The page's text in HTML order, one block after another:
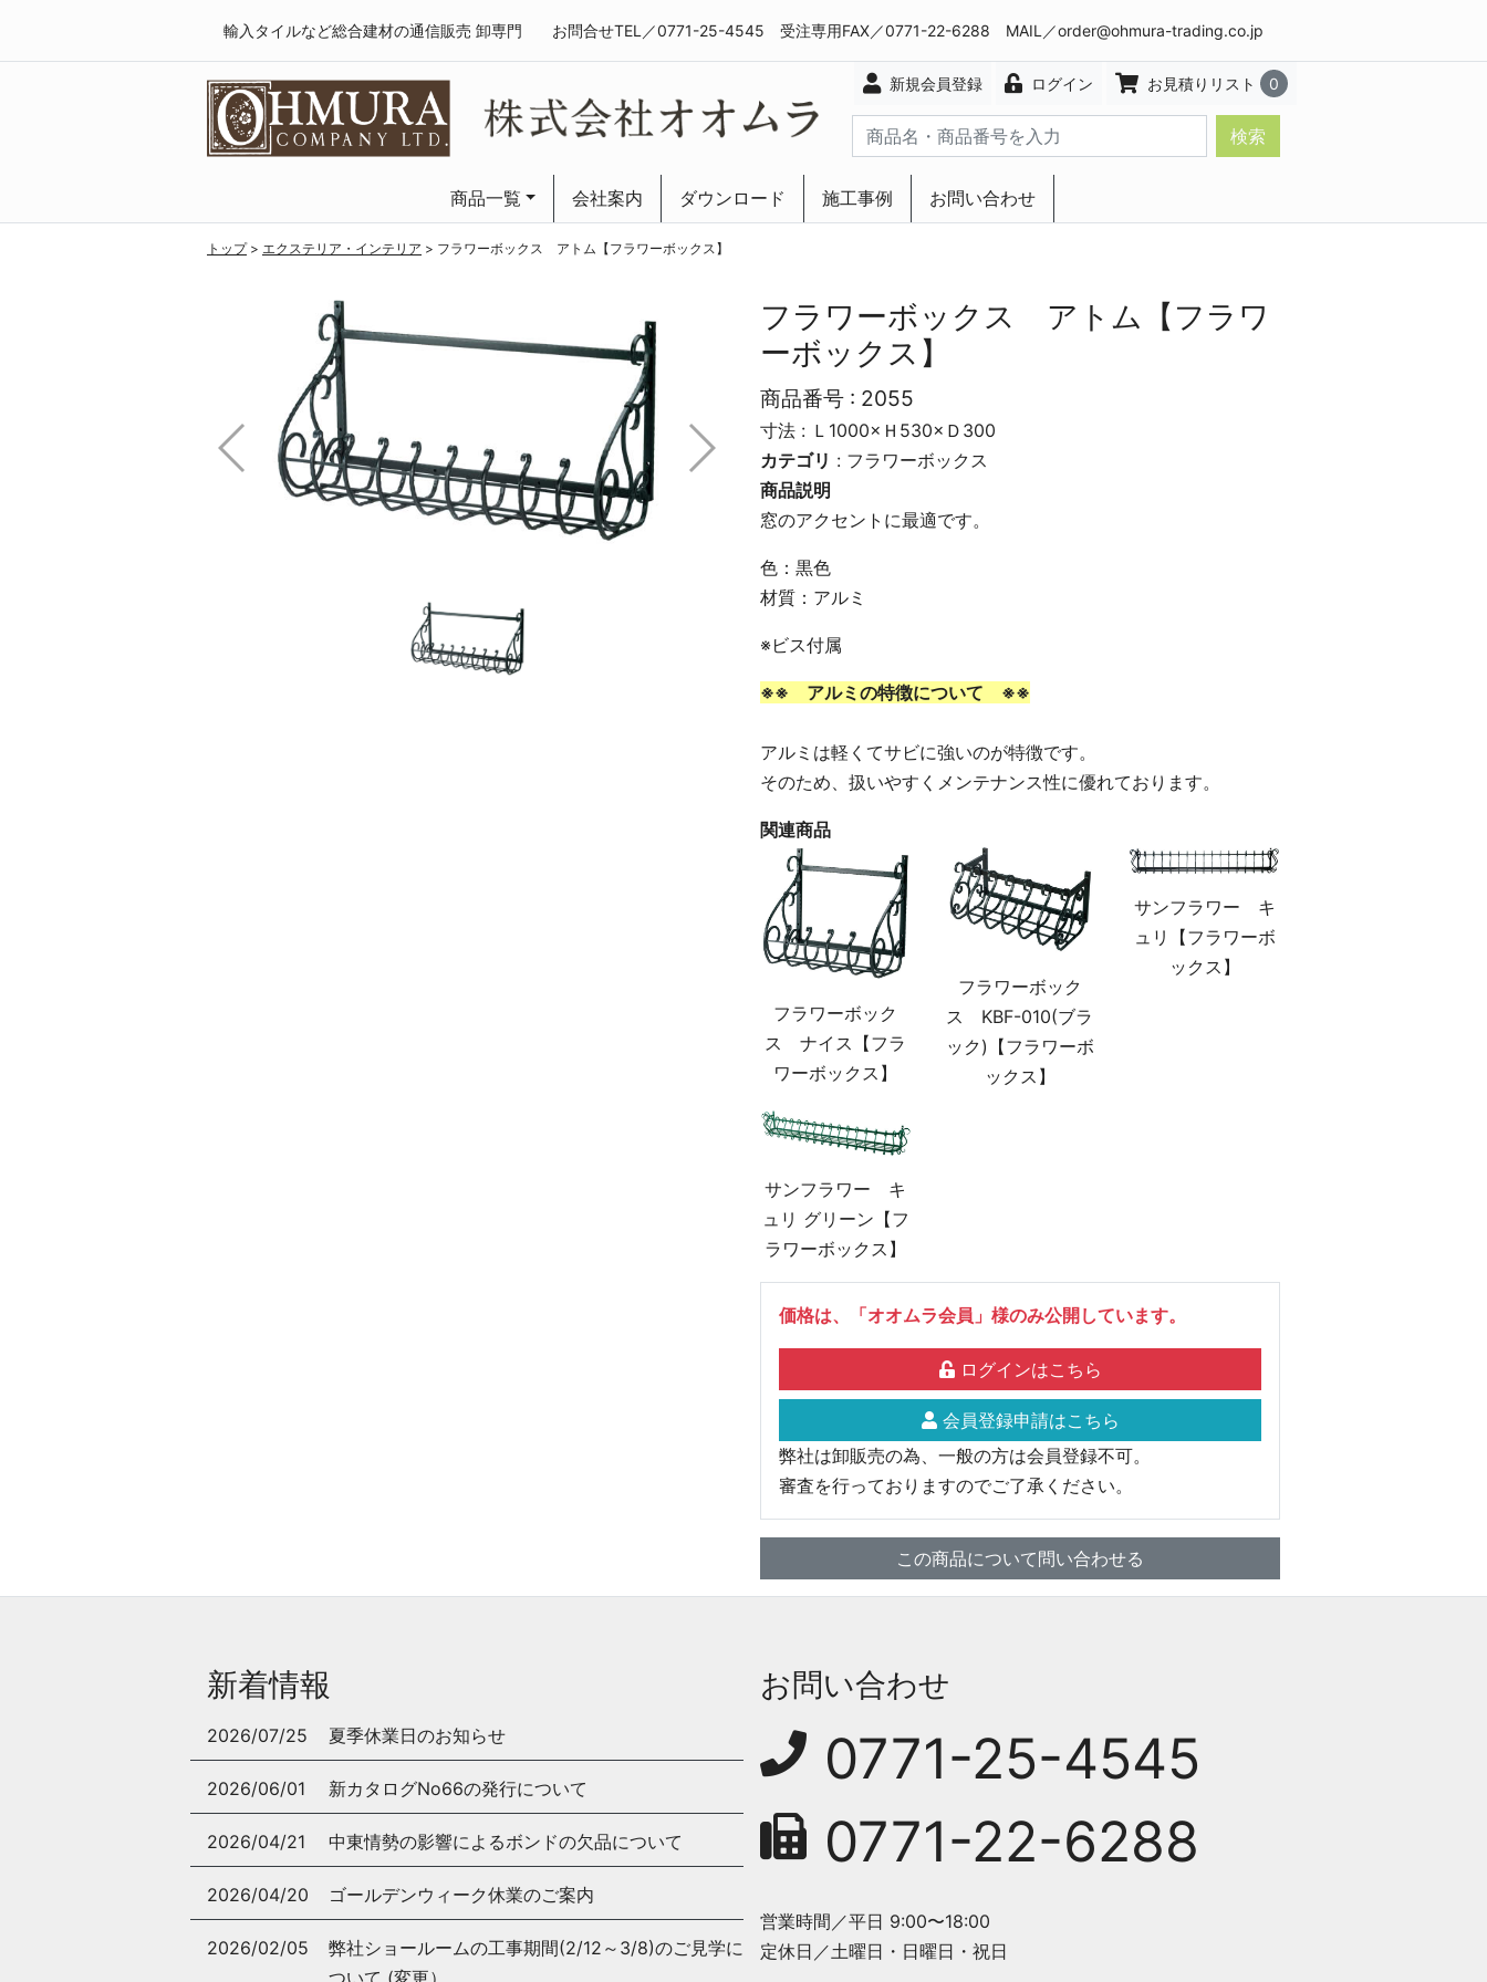
輸入タイルなど総合建材の通信販売 卸専門 お問合せTEL／0771-25-4545 受注専用FAX／0771-22-6288 MAIL／order@ohmura-trading.co.jp
新規会員登録 ログイン お見積りリスト 0
検索
商品一覧 会社案内 ダウンロード 施工事例 お問い合わせ
トップ> エクステリア・インテリア > フラワーボックス アトム【フラワーボックス】
フラワーボックス アトム【フラワ
ーボックス】
商品番号 : 2055
寸法 : Ｌ1000×Ｈ530×Ｄ300
カテゴリ : フラワーボックス
商品説明
窓のアクセントに最適です。
色：黒色
材質：アルミ
※ビス付属
※※ アルミの特徴について ※※
アルミは軽くてサビに強いのが特徴です。
そのため、扱いやすくメンテナンス性に優れております。
関連商品
フラワーボック
ス ナイス【フラ
ワーボックス】
フラワーボック
ス KBF-010(ブラ
ック)【フラワーボ
ックス】
サンフラワー キ
ュリ【フラワーボ
ックス】
サンフラワー キ
ュリ グリーン【フ
ラワーボックス】
価格は、「オオムラ会員」様のみ公開しています。
ログインはこちら
会員登録申請はこちら
弊社は卸販売の為、一般の方は会員登録不可。
審査を行っておりますのでご了承ください。
この商品について問い合わせる
新着情報
2026/07/25 夏季休業日のお知らせ
2026/06/01 新カタログNo66の発行について
2026/04/21 中東情勢の影響によるボンドの欠品について
2026/04/20 ゴールデンウィーク休業のご案内
2026/02/05
弊社ショールームの工事期間(2/12～3/8)のご見学に
お問い合わせ
0771-25-4545
0771-22-6288
営業時間／平日 9:00〜18:00
定休日／土曜日・日曜日・祝日